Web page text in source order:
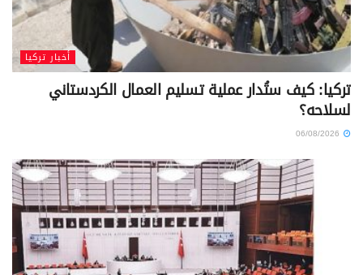
أخبار تركيا
تركيا: كيف ستُدار عملية تسليم العمال الكردستاني
لسلاحه؟